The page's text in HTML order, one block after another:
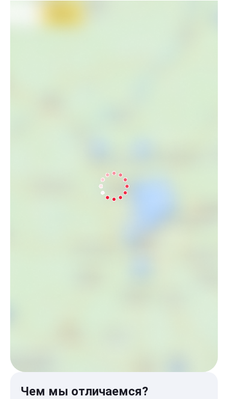
Чем мы отличаемся?